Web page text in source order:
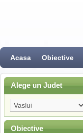
Acasa Obiective
Alege un Judet
Obiective